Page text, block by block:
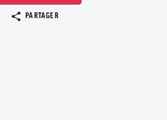
PARTAGER